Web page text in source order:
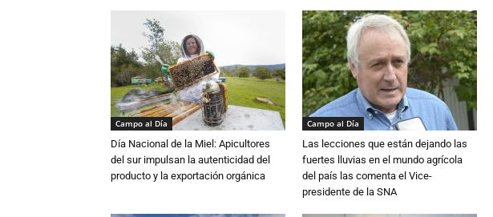
Campo al Día
Día Nacional de la Miel: Apicultores
del sur impulsan la autenticidad del
producto y la exportación orgánica
Campo al Día
Las lecciones que están dejando las
fuertes lluvias en el mundo agrícola
del país las comenta el Vice-
presidente de la SNA